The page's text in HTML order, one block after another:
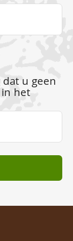
dat u geen
het